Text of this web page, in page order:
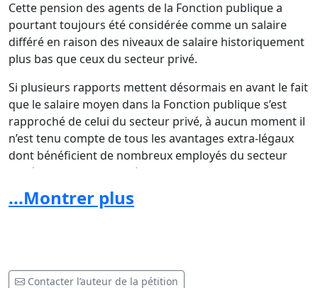
Cette pension des agents de la Fonction publique a
pourtant toujours été considérée comme un salaire
différé en raison des niveaux de salaire historiquement
plus bas que ceux du secteur privé.
Si plusieurs rapports mettent désormais en avant le fait
que le salaire moyen dans la Fonction publique s’est
rapproché de celui du secteur privé, à aucun moment il
n’est tenu compte de tous les avantages extra-légaux
dont bénéficient de nombreux employés du secteur
privé. Parmi ceux-ci : chèques-repas, voitures de
sociétés, téléphones de société, cartes essence,
assurances groupe, stock-options, treizième et parfois
l’employeur, chèques culture, écochèques, etc. Par
...Montrer plus
Contacter l’auteur de la pétition